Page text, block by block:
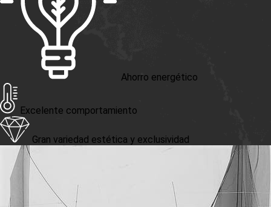
Ahorro energético
Excelente comportamiento
Gran variedad estética y exclusividad